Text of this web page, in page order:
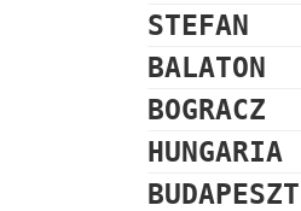
STEFAN
BALATON
BOGRACZ
HUNGARIA
BUDAPESZT